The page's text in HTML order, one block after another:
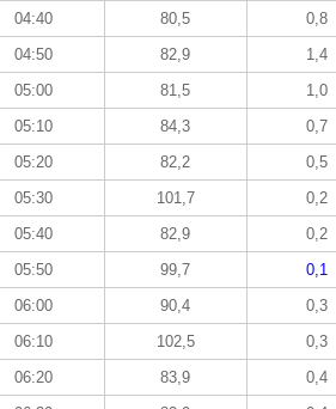
04:40
80,5 0,8
04:50
82,9 1,4
05:00
81,5 1,0
05:10
84,3 0,7
05:20
82,2 0,5
05:30
101,7 0,2
05:40
82,9 0,2
05:50
99,7 0,1
06:00
90,4 0,3
06:10
102,5 0,3
06:20
83,9 0,4